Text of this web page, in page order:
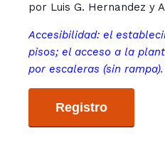
por Luis G. Hernandez y
Accesibilidad: el
pisos; el acceso a la
por escaleras (sin rampa).
Registro